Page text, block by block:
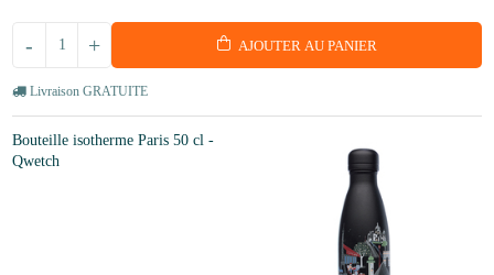
+
- AJOUTER AU PANIER
Livraison GRATUITE
Bouteille isotherme Paris 50 cl -
Qwetch